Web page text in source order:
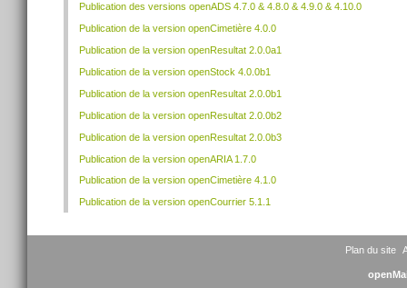
Publication des versions openADS 4.7.0 & 4.8.0 & 4.9.0 & 4.10.0
Publication de la version openCimetière 4.0.0
Publication de la version openResultat 2.0.0a1
Publication de la version openStock 4.0.0b1
Publication de la version openResultat 2.0.0b1
Publication de la version openResultat 2.0.0b2
Publication de la version openResultat 2.0.0b3
Publication de la version openARIA 1.7.0
Publication de la version openCimetière 4.1.0
Publication de la version openCourrier 5.1.1
Plan du site